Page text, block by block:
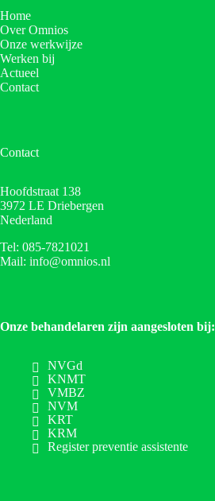
Home
Over Omnios
Onze werkwijze
Werken bij
Actueel
Contact
Contact
Hoofdstraat 138
3972 LE Driebergen
Nederland
Tel: 085-7821021
Mail: info@omnios.nl
Onze behandelaren zijn aangesloten bij:
NVGd
KNMT
VMBZ
NVM
KRT
KRM
Register preventie assistente